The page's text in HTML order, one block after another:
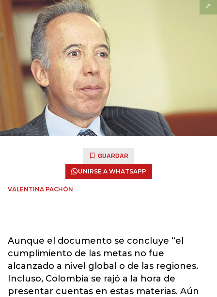
GUARDAR
UNIRSE A WHATSAPP
VALENTINA PACHÓN
Aunque el documento se concluye “el
cumplimiento de las metas no fue
alcanzado a nivel global o de las regiones.
Incluso, Colombia se rajó a la hora de
presentar cuentas en estas materias. Aún